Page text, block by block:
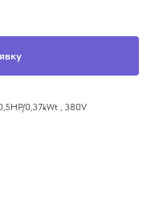
0,37kWt , 380V